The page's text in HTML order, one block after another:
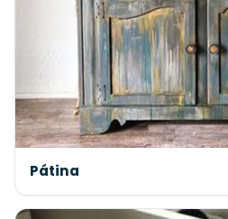
Pátina